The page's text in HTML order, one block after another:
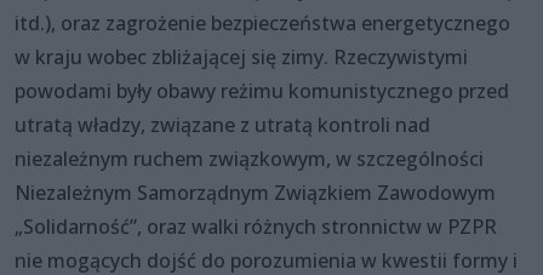
itd.), oraz zagrożenie bezpieczeństwa energetycznego
w kraju wobec zbliżającej się zimy. Rzeczywistymi
powodami były obawy reżimu komunistycznego przed
utratą władzy, związane z utratą kontroli nad
niezależnym ruchem związkowym, w szczególności
Niezależnym Samorządnym Związkiem Zawodowym
„Solidarność”, oraz walki różnych stronnictw w PZPR
nie mogących dojść do porozumienia w kwestii formy i